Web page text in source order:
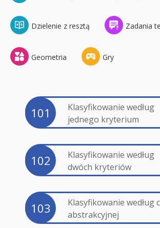
Dzielenie z resztą Zadania
Geometria Gry
101
Klasyfikowanie według
jednego kryterium
102
Klasyfikowanie według
dwóch kryteriów
103
Klasyfikowanie według
abstrakcyjnej